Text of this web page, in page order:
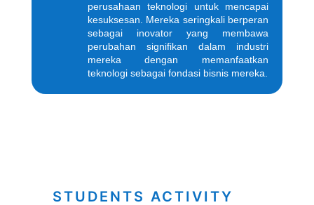
perusahaan teknologi untuk mencapai
kesuksesan. Mereka seringkali berperan
sebagai inovator yang membawa
perubahan signifikan dalam industri
mereka dengan memanfaatkan
teknologi sebagai fondasi bisnis mereka.
STUDENTS ACTIVITY